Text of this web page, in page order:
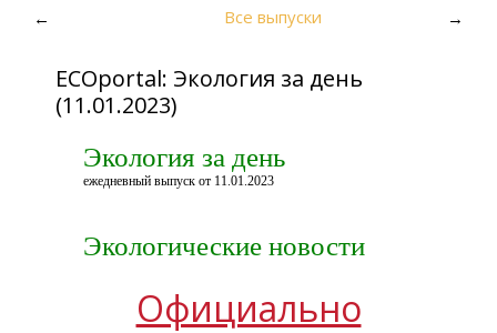
← Все выпуски →
ECOportal: Экология за день
(11.01.2023)
Экология за день
ежедневный выпуск от 11.01.2023
Экологические новости
Официально